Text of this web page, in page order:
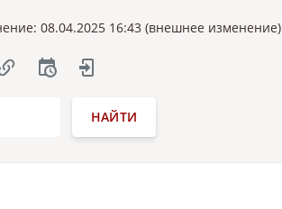
08.04.2025 16:43 (внешнее изменение)
НАЙТИ